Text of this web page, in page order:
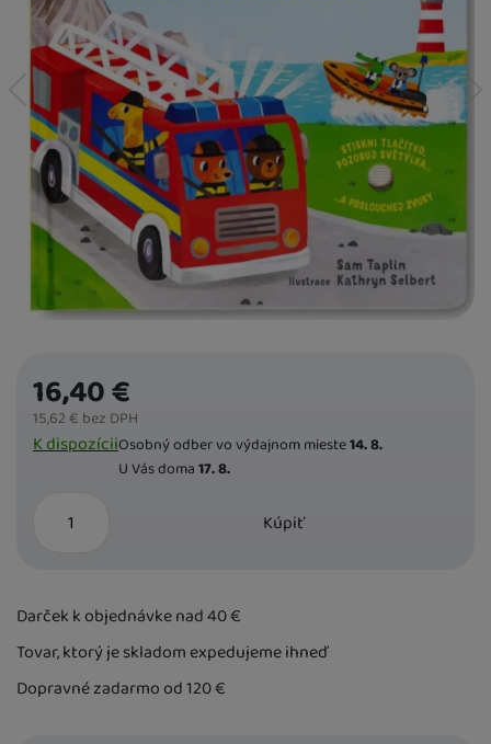
Dostupnost
K dispozíciiOsobný odber vo výdajnom mieste14. 8.
U Vás doma17. 8.
16,40€
15,62€ bez DPH
Kúpiť
Darček k objednávke nad 40€
Tovar, ktorý je skladom expedujeme ihneď
Dopravné zadarmo od 120€
predchádzajúci nasledujúci